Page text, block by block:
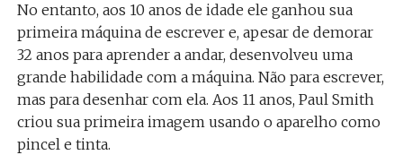
No entanto, aos 10 anos de idade ele ganhou sua
primeira máquina de escrever e, apesar de demorar
32 anos para aprender a andar, desenvolveu uma
grande habilidade com a máquina. Não para escrever,
mas para desenhar com ela. Aos 11 anos, Paul Smith
criou sua primeira imagem usando o aparelho como
pincel e tinta.